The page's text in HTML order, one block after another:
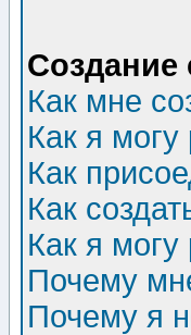
Создание
Как мне
Как я
Как
Как
Как я могу
Почему
Почему я